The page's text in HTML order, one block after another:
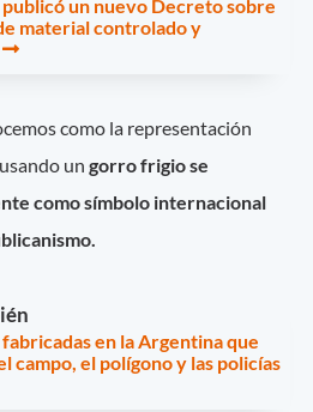
publicó un nuevo Decreto sobre
material controlado y
como la representación
ungorro frigio se
como símbolo internacional
fabricadas en la Argentina que
campo, el polígono y las policías